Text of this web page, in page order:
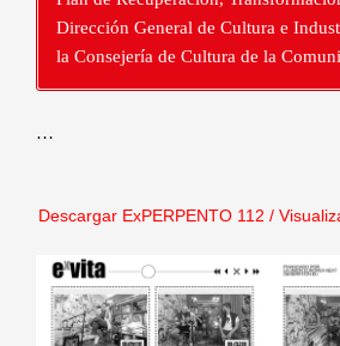
Dirección General de Cultura e
la Consejería de Cultura de la
…
Descargar ExPERPENTO 112 /